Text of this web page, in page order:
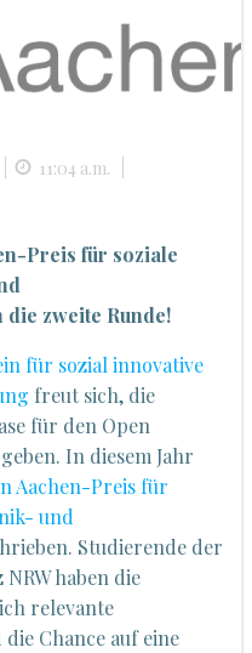
11:04 a.m.
Preis für soziale
zweite Runde!
für sozial innovative
freut sich, die
für den Open
In diesem Jahr
Aachen-Preis für
und
Studierende der
haben die
relevante
Chance auf eine